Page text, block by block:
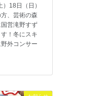
18日（日）
、芸術の森
営滝野すず
！冬にスキ
外コンサー